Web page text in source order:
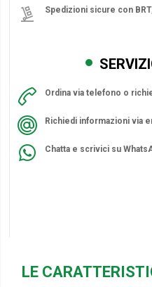
Spedizioni sicure con
Ordina via telefono o
Richiedi informazioni via
Chatta e scrivici su
LE